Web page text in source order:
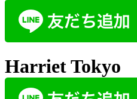
Harriet Tokyo